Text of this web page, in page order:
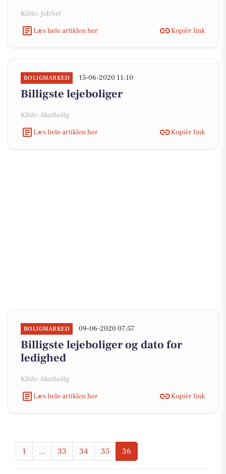
Kilde: JobNet
Læs hele artiklen her
Kopiér link
BOLIGMARKED 15-06-2020 11:10
Billigste lejeboliger
Kilde: Akutbolig
Læs hele artiklen her
Kopiér link
BOLIGMARKED 09-06-2020 07:57
Billigste lejeboliger og dato for
ledighed
Kilde: Akutbolig
Læs hele artiklen her
Kopiér link
1 ... 33 34 35 36